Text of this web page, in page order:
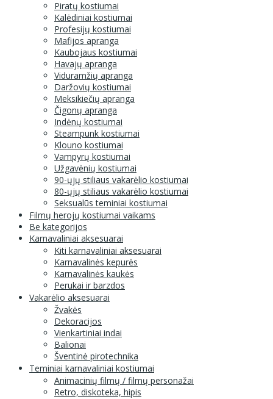
Piratų kostiumai
Kalėdiniai kostiumai
Profesijų kostiumai
Mafijos apranga
Kaubojaus kostiumai
Havajų apranga
Viduramžių apranga
Daržovių kostiumai
Meksikiečių apranga
Čigonų apranga
Indėnų kostiumai
Steampunk kostiumai
Klouno kostiumai
Vampyrų kostiumai
Užgavėnių kostiumai
90-ųjų stiliaus vakarėlio kostiumai
80-ųjų stiliaus vakarėlio kostiumai
Seksualūs teminiai kostiumai
Filmų herojų kostiumai vaikams
Be kategorijos
Karnavaliniai aksesuarai
Kiti karnavaliniai aksesuarai
Karnavalinės kepurės
Karnavalinės kaukės
Perukai ir barzdos
Vakarėlio aksesuarai
Žvakės
Dekoracijos
Vienkartiniai indai
Balionai
Šventinė pirotechnika
Teminiai karnavaliniai kostiumai
Animacinių filmų / filmų personažai
Retro, diskoteka, hipis